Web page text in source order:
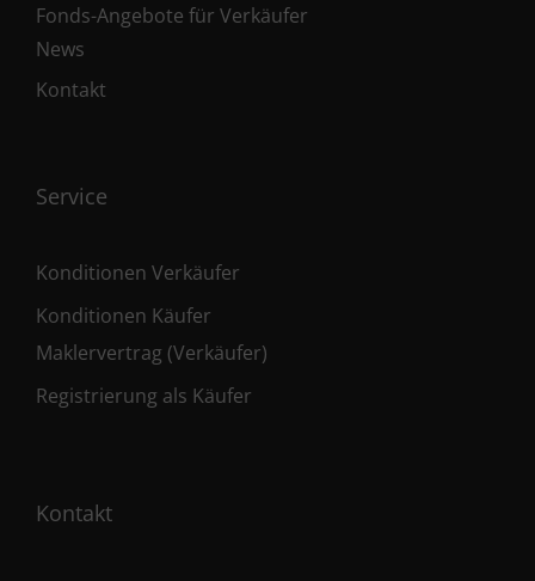
Fonds-Angebote für Verkäufer
News
Kontakt
Service
Konditionen Verkäufer
Konditionen Käufer
Maklervertrag (Verkäufer)
Registrierung als Käufer
Kontakt